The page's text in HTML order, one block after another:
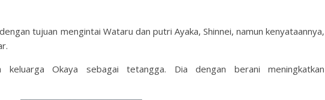
tujuan mengintai Wataru dan putri Ayaka, Shinnei, namun kenyataannya,
Okaya sebagai tetangga. Dia dengan berani meningkatkan